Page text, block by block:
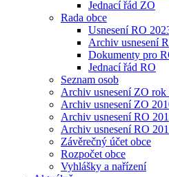
Jednací řád ZO
Rada obce
Usnesení RO
Archiv usnesení
Dokumenty pro
Jednací řád RO
Seznam osob
Archiv usnesení ZO rok
Archiv usnesení ZO
Archiv usnesení RO
Archiv usnesení RO
Závěrečný účet obce
Rozpočet obce
Vyhlášky a nařízení